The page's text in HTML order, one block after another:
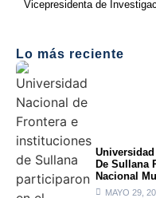
Vicepresidenta de
Lo más reciente
De Sullana
Nacional
MAYO 29,